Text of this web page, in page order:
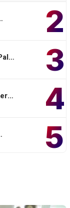
2
3
4
5